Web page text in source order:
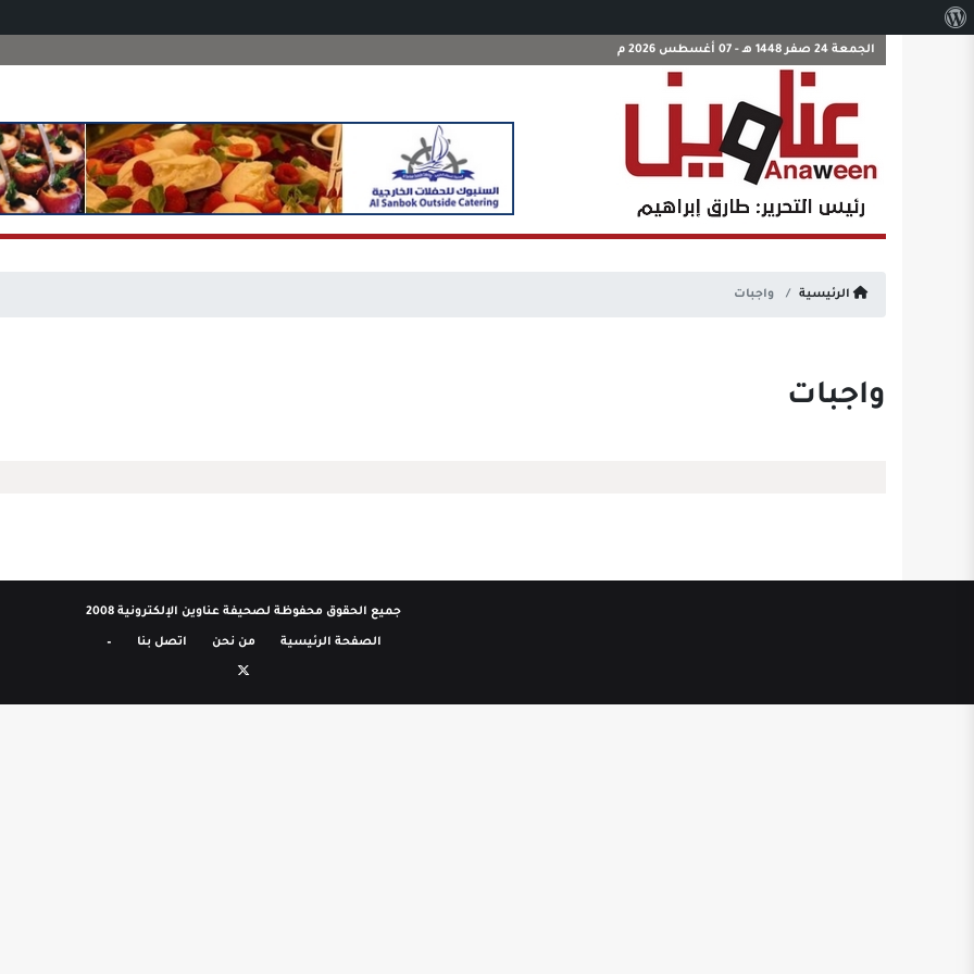
الجمعة 24 صفر 1448 هـ - 07 أغسطس 2026 م
الرئيسية واجبات
واجبات
جميع الحقوق محفوظة لصحيفة عناوين الإلكترونية 2008
الصفحة الرئيسية من نحن اتصل بنا –